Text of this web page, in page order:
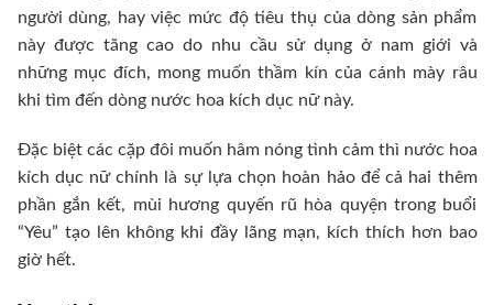
người dùng, hay việc mức độ tiêu thụ của dòng sản phẩm
này được tăng cao do nhu cầu sử dụng ở nam giới và
những mục đích, mong muốn thầm kín của cánh mày râu
khi tìm đến dòng nước hoa kích dục nữ này.
Đặc biệt các cặp đôi muốn hâm nóng tình cảm thì nước hoa
kích dục nữ chính là sự lựa chọn hoàn hảo để cả hai thêm
phần gắn kết, mùi hương quyến rũ hòa quyện trong buổi
“Yêu” tạo lên không khi đầy lãng mạn, kích thích hơn bao
giờ hết.